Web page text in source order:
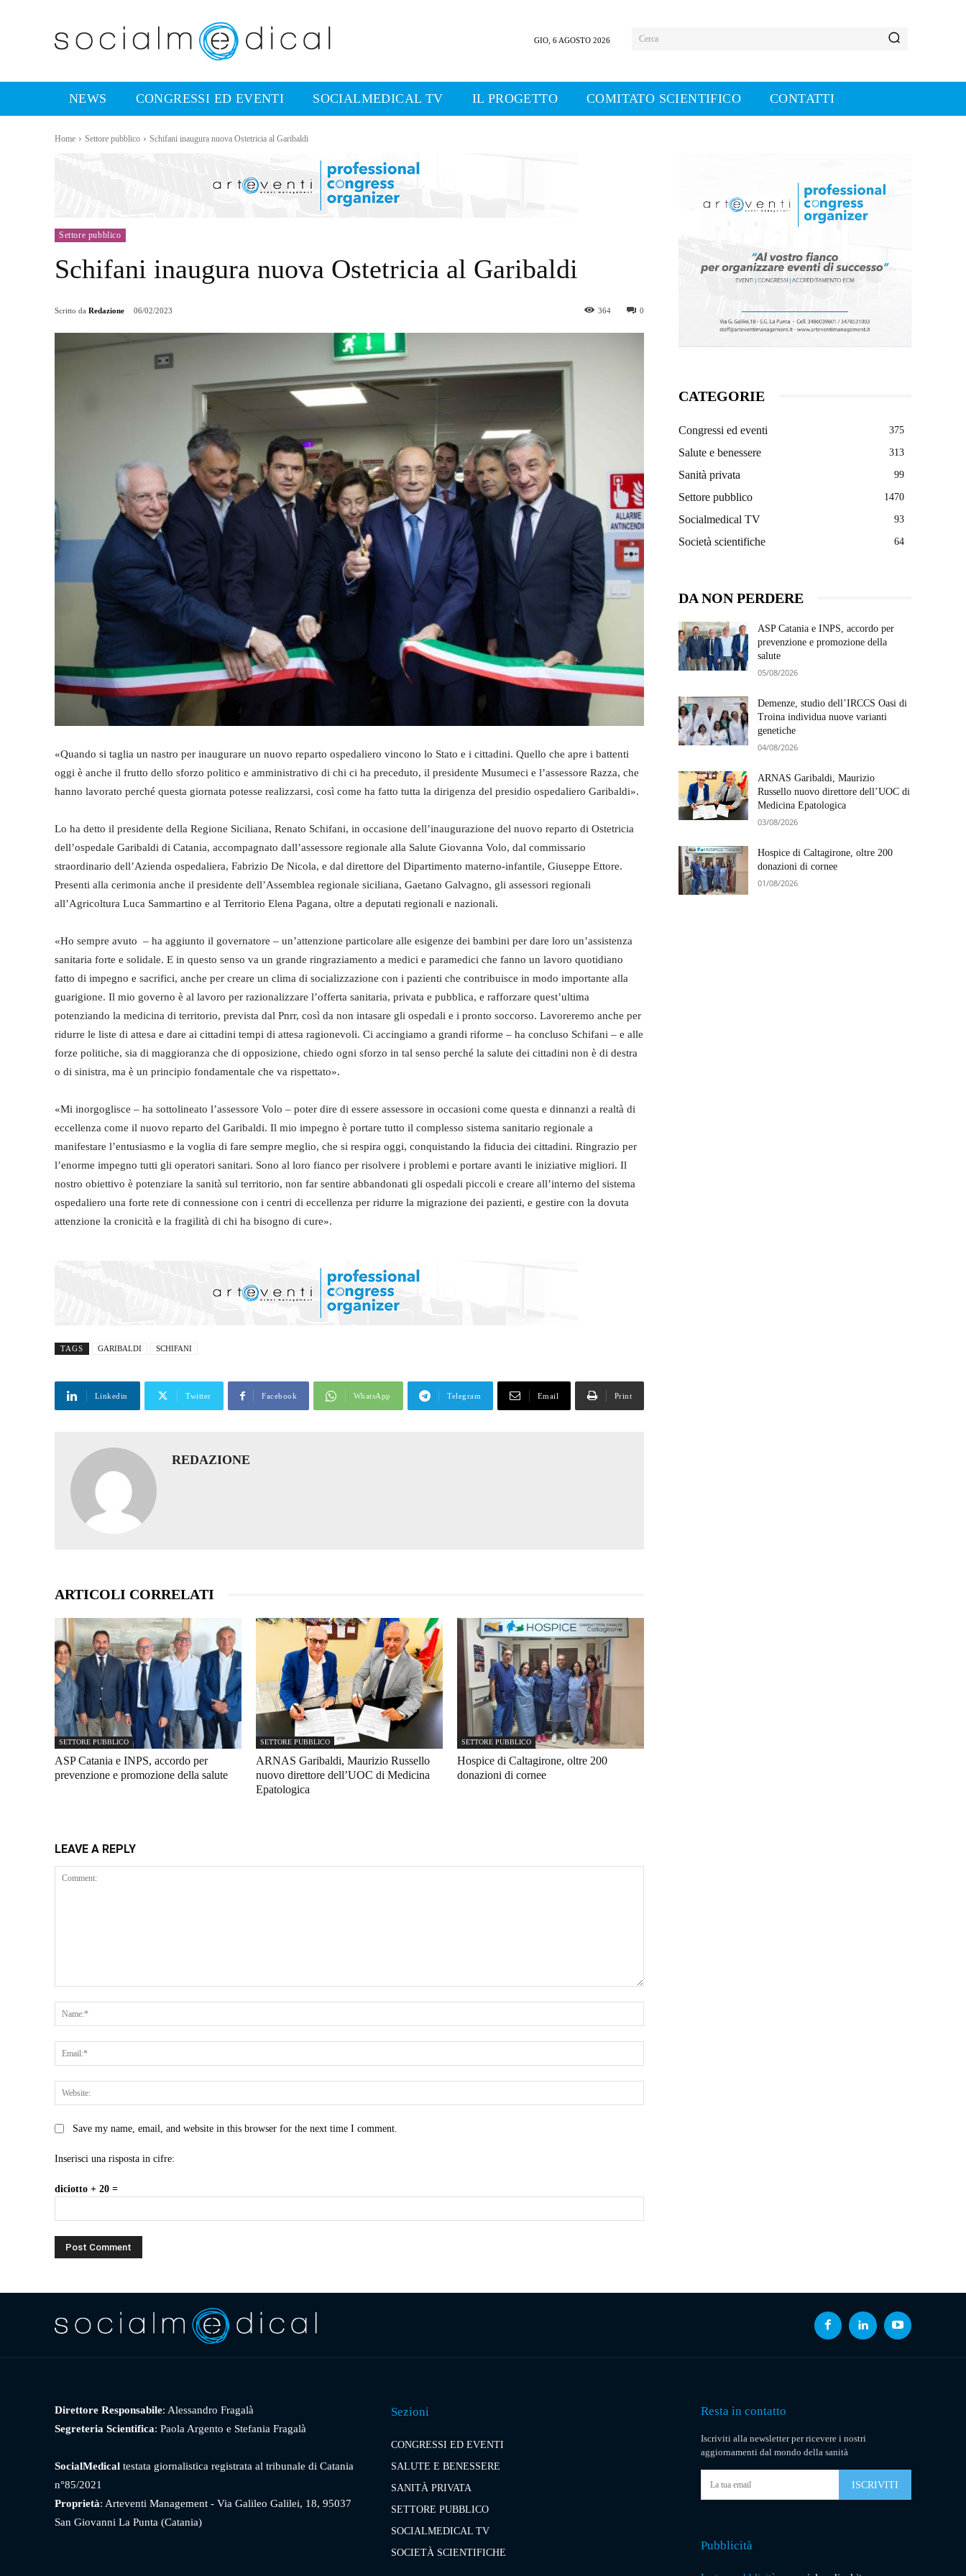
GIO, 6 AGOSTO 2026 Cerca
NEWS CONGRESSI ED EVENTI SOCIALMEDICAL TV IL PROGETTO COMITATO SCIENTIFICO CONTATTI
Home Settore pubblico Schifani inaugura nuova Ostetricia al Garibaldi
Settore pubblico
Schifani inaugura nuova Ostetricia al Garibaldi
Scritto da Redazione 06/02/2023 0
364
«Quando si taglia un nastro per inaugurare un nuovo reparto ospedaliero vincono lo Stato e i cittadini. Quello che apre i battenti
oggi è anche il frutto dello sforzo politico e amministrativo di chi ci ha preceduto, il presidente Musumeci e l’assessore Razza, che
hanno lavorato perché questa giornata potesse realizzarsi, così come ha fatto tutta la dirigenza del presidio ospedaliero Garibaldi».
Lo ha detto il presidente della Regione Siciliana, Renato Schifani, in occasione dell’inaugurazione del nuovo reparto di Ostetricia
dell’ospedale Garibaldi di Catania, accompagnato dall’assessore regionale alla Salute Giovanna Volo, dal commissario
straordinario dell’Azienda ospedaliera, Fabrizio De Nicola, e dal direttore del Dipartimento materno-infantile, Giuseppe Ettore.
Presenti alla cerimonia anche il presidente dell’Assemblea regionale siciliana, Gaetano Galvagno, gli assessori regionali
all’Agricoltura Luca Sammartino e al Territorio Elena Pagana, oltre a deputati regionali e nazionali.
«Ho sempre avuto – ha aggiunto il governatore – un’attenzione particolare alle esigenze dei bambini per dare loro un’assistenza
sanitaria forte e solidale. E in questo senso va un grande ringraziamento a medici e paramedici che fanno un lavoro quotidiano
fatto di impegno e sacrifici, anche per creare un clima di socializzazione con i pazienti che contribuisce in modo importante alla
guarigione. Il mio governo è al lavoro per razionalizzare l’offerta sanitaria, privata e pubblica, e rafforzare quest’ultima
potenziando la medicina di territorio, prevista dal Pnrr, così da non intasare gli ospedali e i pronto soccorso. Lavoreremo anche per
ridurre le liste di attesa e dare ai cittadini tempi di attesa ragionevoli. Ci accingiamo a grandi riforme – ha concluso Schifani – e alle
forze politiche, sia di maggioranza che di opposizione, chiedo ogni sforzo in tal senso perché la salute dei cittadini non è di destra
o di sinistra, ma è un principio fondamentale che va rispettato».
«Mi inorgoglisce – ha sottolineato l’assessore Volo – poter dire di essere assessore in occasioni come questa e dinnanzi a realtà di
eccellenza come il nuovo reparto del Garibaldi. Il mio impegno è portare tutto il complesso sistema sanitario regionale a
manifestare l’entusiasmo e la voglia di fare sempre meglio, che si respira oggi, conquistando la fiducia dei cittadini. Ringrazio per
l’enorme impegno tutti gli operatori sanitari. Sono al loro fianco per risolvere i problemi e portare avanti le iniziative migliori. Il
nostro obiettivo è potenziare la sanità sul territorio, non far sentire abbandonati gli ospedali piccoli e creare all’interno del sistema
ospedaliero una forte rete di connessione con i centri di eccellenza per ridurre la migrazione dei pazienti, e gestire con la dovuta
attenzione la cronicità e la fragilità di chi ha bisogno di cure».
TAGS GARIBALDI SCHIFANI
Linkedin Twitter Facebook WhatsApp Telegram Email Print
REDAZIONE
ARTICOLI CORRELATI
SETTORE PUBBLICO
ASP Catania e INPS, accordo per
prevenzione e promozione della salute
SETTORE PUBBLICO
ARNAS Garibaldi, Maurizio Russello
nuovo direttore dell’UOC di Medicina
Epatologica
SETTORE PUBBLICO
Hospice di Caltagirone, oltre 200
donazioni di cornee
LEAVE A REPLY
Save my name, email, and website in this browser for the next time I comment.
Inserisci una risposta in cifre:
diciotto + 20 =
CATEGORIE
Congressi ed eventi 375
Salute e benessere 313
Sanità privata 99
Settore pubblico 1470
Socialmedical TV 93
Società scientifiche 64
DA NON PERDERE
ASP Catania e INPS, accordo per
prevenzione e promozione della
salute
05/08/2026
Demenze, studio dell’IRCCS Oasi di
Troina individua nuove varianti
genetiche
04/08/2026
ARNAS Garibaldi, Maurizio
Russello nuovo direttore dell’UOC di
Medicina Epatologica
03/08/2026
Hospice di Caltagirone, oltre 200
donazioni di cornee
01/08/2026
Direttore Responsabile: Alessandro Fragalà
Segreteria Scientifica: Paola Argento e Stefania Fragalà
SocialMedical testata giornalistica registrata al tribunale di Catania
n°85/2021
Proprietà: Arteventi Management - Via Galileo Galilei, 18, 95037
San Giovanni La Punta (Catania)
Sezioni
CONGRESSI ED EVENTI
SALUTE E BENESSERE
SANITÀ PRIVATA
SETTORE PUBBLICO
SOCIALMEDICAL TV
SOCIETÀ SCIENTIFICHE
Resta in contatto
Iscriviti alla newsletter per ricevere i nostri
aggiornamenti dal mondo della sanità
ISCRIVITI
Pubblicità